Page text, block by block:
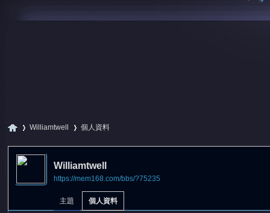
Williamtwell
›
個人資料
Williamtwell
https://mem168.com/bbs/?75235
主題 個人資料